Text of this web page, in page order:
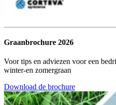
Graanbrochure 2026
Voor tips en adviezen voor een
winter-en zomergraan
Download de brochure